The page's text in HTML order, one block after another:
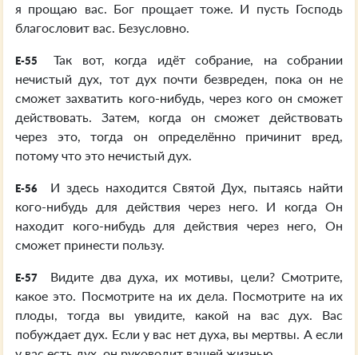
я прощаю вас. Бог прощает тоже. И пусть Господь
благословит вас. Безусловно.
E-55
Так вот, когда идёт собрание, на собрании
нечистый дух, тот дух почти безвреден, пока он не
сможет захватить кого-нибудь, через кого он сможет
действовать. Затем, когда он сможет действовать
через это, тогда он определённо причинит вред,
потому что это нечистый дух.
E-56
И здесь находится Святой Дух, пытаясь найти
кого-нибудь для действия через него. И когда Он
находит кого-нибудь для действия через него, Он
сможет принести пользу.
E-57
Видите два духа, их мотивы, цели? Смотрите,
какое это. Посмотрите на их дела. Посмотрите на их
плоды, тогда вы увидите, какой на вас дух. Вас
побуждает дух. Если у вас нет духа, вы мертвы. А если